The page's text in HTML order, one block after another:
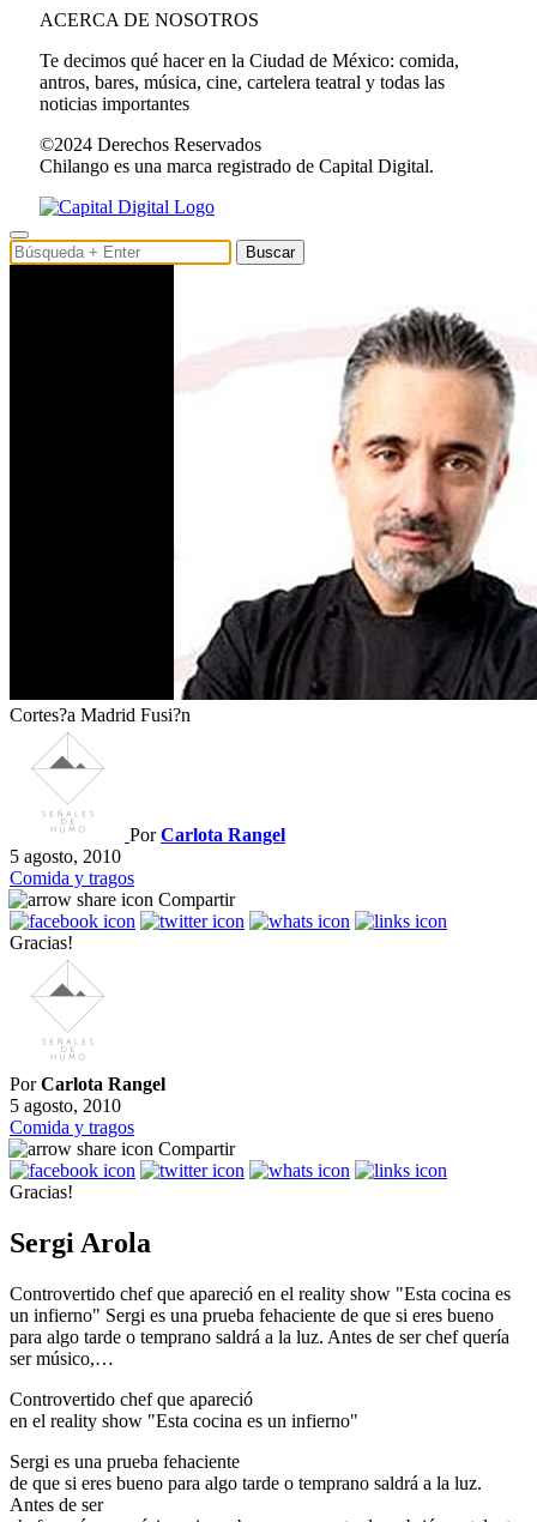
ACERCA DE NOSOTROS
Te decimos qué hacer en la Ciudad de México: comida,
antros, bares, música, cine, cartelera teatral y todas las
noticias importantes
©2024 Derechos Reservados
Chilango es una marca registrado de Capital Digital.
Buscar
Cortes?a Madrid Fusi?n
PorCarlota Rangel
5 agosto, 2010
Comida y tragos
Compartir
Gracias!
PorCarlota Rangel
5 agosto, 2010
Comida y tragos
Compartir
Gracias!
Sergi Arola
Controvertido chef que apareció en el reality show "Esta cocina es
un infierno" Sergi es una prueba fehaciente de que si eres bueno
para algo tarde o temprano saldrá a la luz. Antes de ser chef quería
ser músico,…
Controvertido chef que apareció
en el reality show "Esta cocina es un infierno"
Sergi es una prueba fehaciente
de que si eres bueno para algo tarde o temprano saldrá a la luz.
Antes de ser